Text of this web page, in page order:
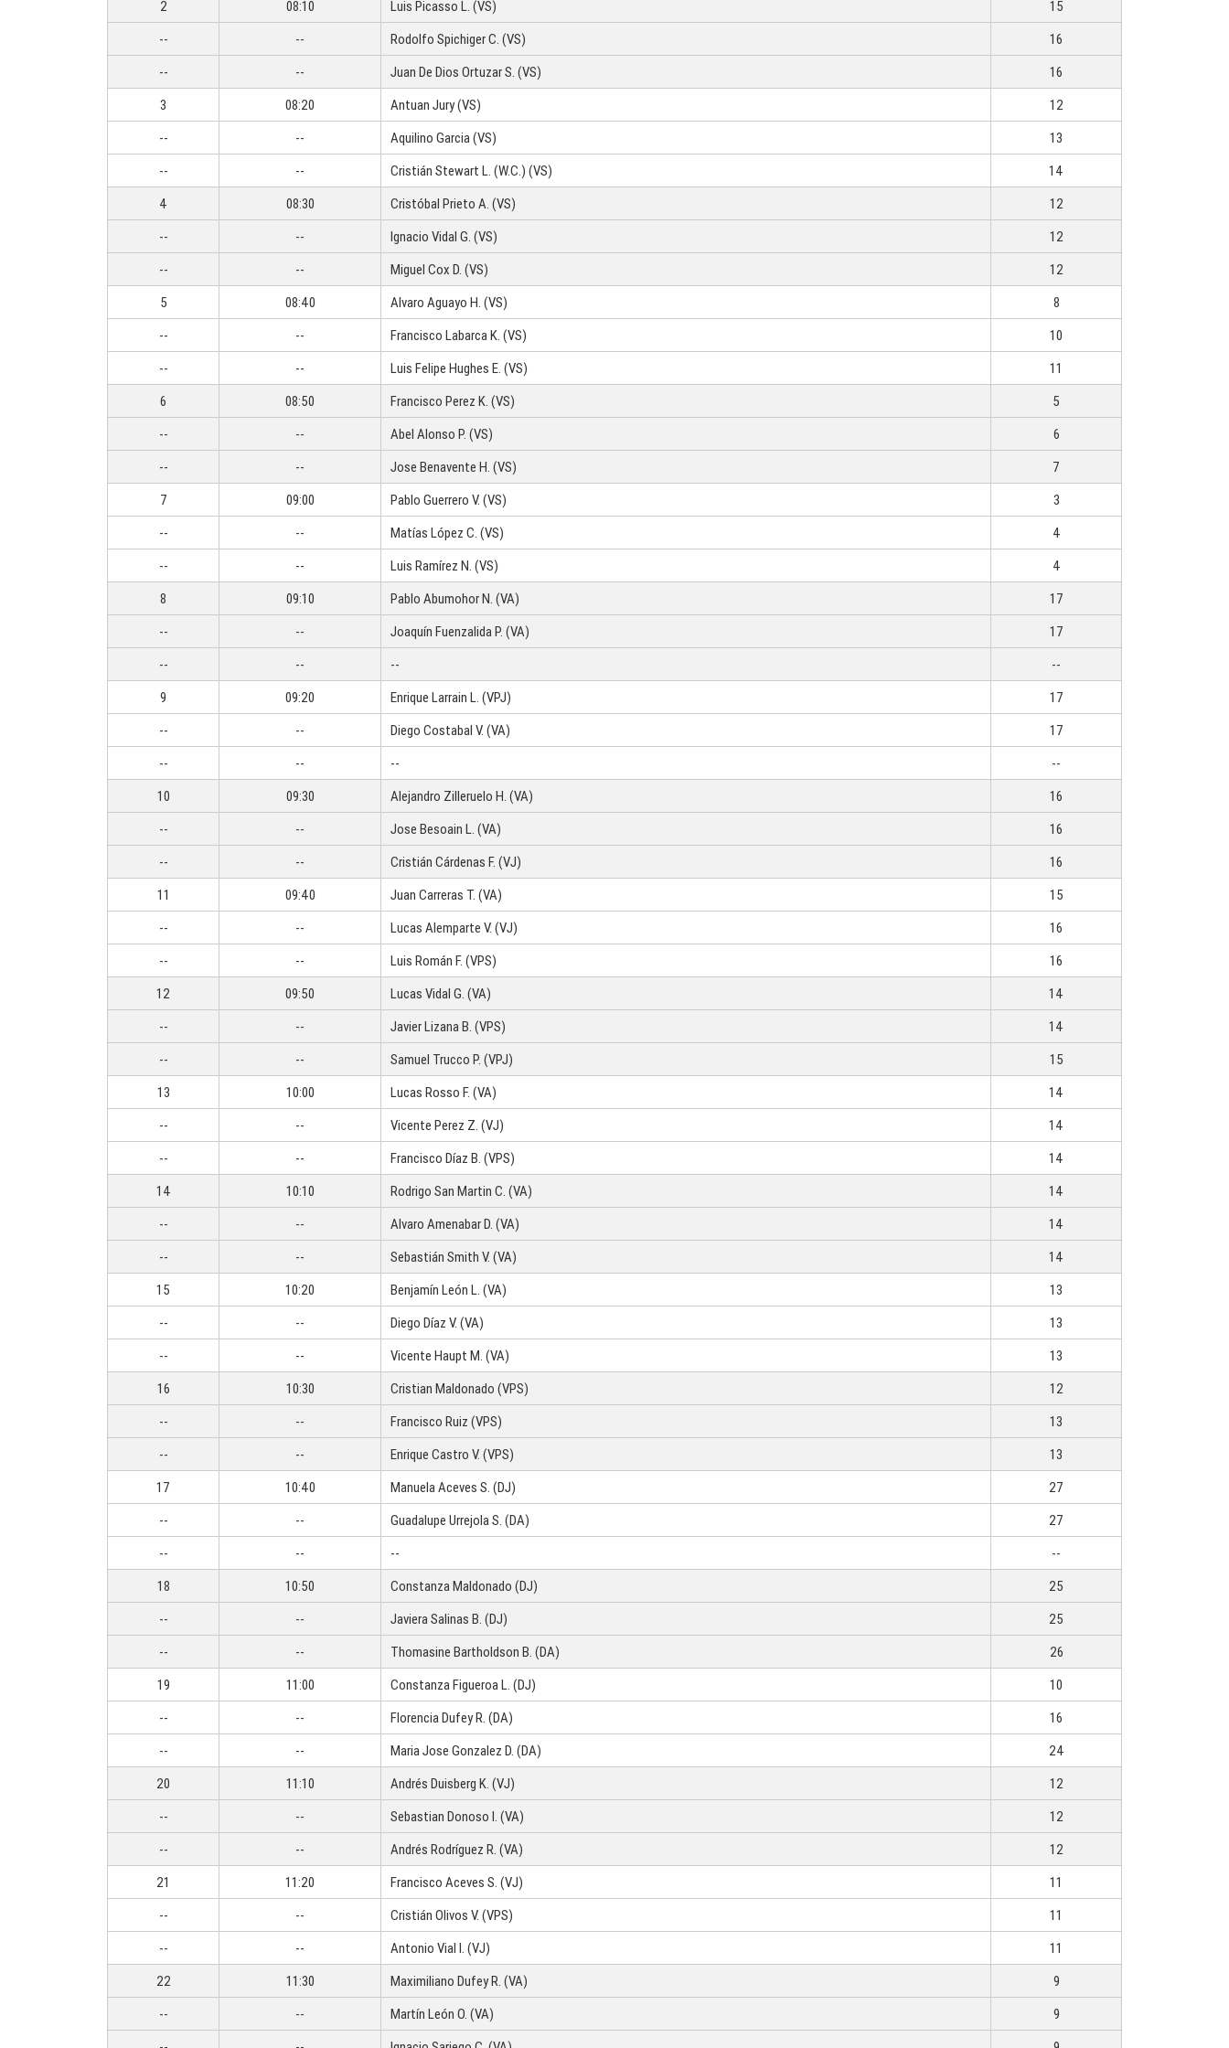
2
08:10 Luis Picasso L. (VS)
15
--
-- Rodolfo Spichiger C. (VS)
16
--
-- Juan De Dios Ortuzar S. (VS)
16
3
08:20 Antuan Jury (VS)
12
--
-- Aquilino Garcia (VS)
13
--
-- Cristián Stewart L. (W.C.) (VS)
14
4
08:30 Cristóbal Prieto A. (VS)
12
--
-- Ignacio Vidal G. (VS)
12
--
-- Miguel Cox D. (VS)
12
5
08:40 Alvaro Aguayo H. (VS)
8
--
-- Francisco Labarca K. (VS)
10
--
-- Luis Felipe Hughes E. (VS)
11
6
08:50 Francisco Perez K. (VS)
5
--
-- Abel Alonso P. (VS)
6
--
-- Jose Benavente H. (VS)
7
7
09:00 Pablo Guerrero V. (VS)
3
--
-- Matías López C. (VS)
4
--
-- Luis Ramírez N. (VS)
4
8
09:10 Pablo Abumohor N. (VA)
17
--
-- Joaquín Fuenzalida P. (VA)
17
--
-- --
--
9
09:20 Enrique Larrain L. (VPJ)
17
--
-- Diego Costabal V. (VA)
17
--
-- --
--
10
09:30 Alejandro Zilleruelo H. (VA)
16
--
-- Jose Besoain L. (VA)
16
--
-- Cristián Cárdenas F. (VJ)
16
11
09:40 Juan Carreras T. (VA)
15
--
-- Lucas Alemparte V. (VJ)
16
--
-- Luis Román F. (VPS)
16
12
09:50 Lucas Vidal G. (VA)
14
--
-- Javier Lizana B. (VPS)
14
--
-- Samuel Trucco P. (VPJ)
15
13
10:00 Lucas Rosso F. (VA)
14
--
-- Vicente Perez Z. (VJ)
14
--
-- Francisco Díaz B. (VPS)
14
14
10:10 Rodrigo San Martin C. (VA)
14
--
-- Alvaro Amenabar D. (VA)
14
--
-- Sebastián Smith V. (VA)
14
15
10:20 Benjamín León L. (VA)
13
--
-- Diego Díaz V. (VA)
13
--
-- Vicente Haupt M. (VA)
13
16
10:30 Cristian Maldonado (VPS)
12
--
-- Francisco Ruiz (VPS)
13
--
-- Enrique Castro V. (VPS)
13
17
10:40 Manuela Aceves S. (DJ)
27
--
-- Guadalupe Urrejola S. (DA)
27
--
-- --
--
18
10:50 Constanza Maldonado (DJ)
25
--
-- Javiera Salinas B. (DJ)
25
--
-- Thomasine Bartholdson B. (DA)
26
19
11:00 Constanza Figueroa L. (DJ)
10
--
-- Florencia Dufey R. (DA)
16
--
-- Maria Jose Gonzalez D. (DA)
24
20
11:10 Andrés Duisberg K. (VJ)
12
--
-- Sebastian Donoso I. (VA)
12
--
-- Andrés Rodríguez R. (VA)
12
21
11:20 Francisco Aceves S. (VJ)
11
--
-- Cristián Olivos V. (VPS)
11
--
-- Antonio Vial I. (VJ)
11
22
11:30 Maximiliano Dufey R. (VA)
9
--
-- Martín León O. (VA)
9